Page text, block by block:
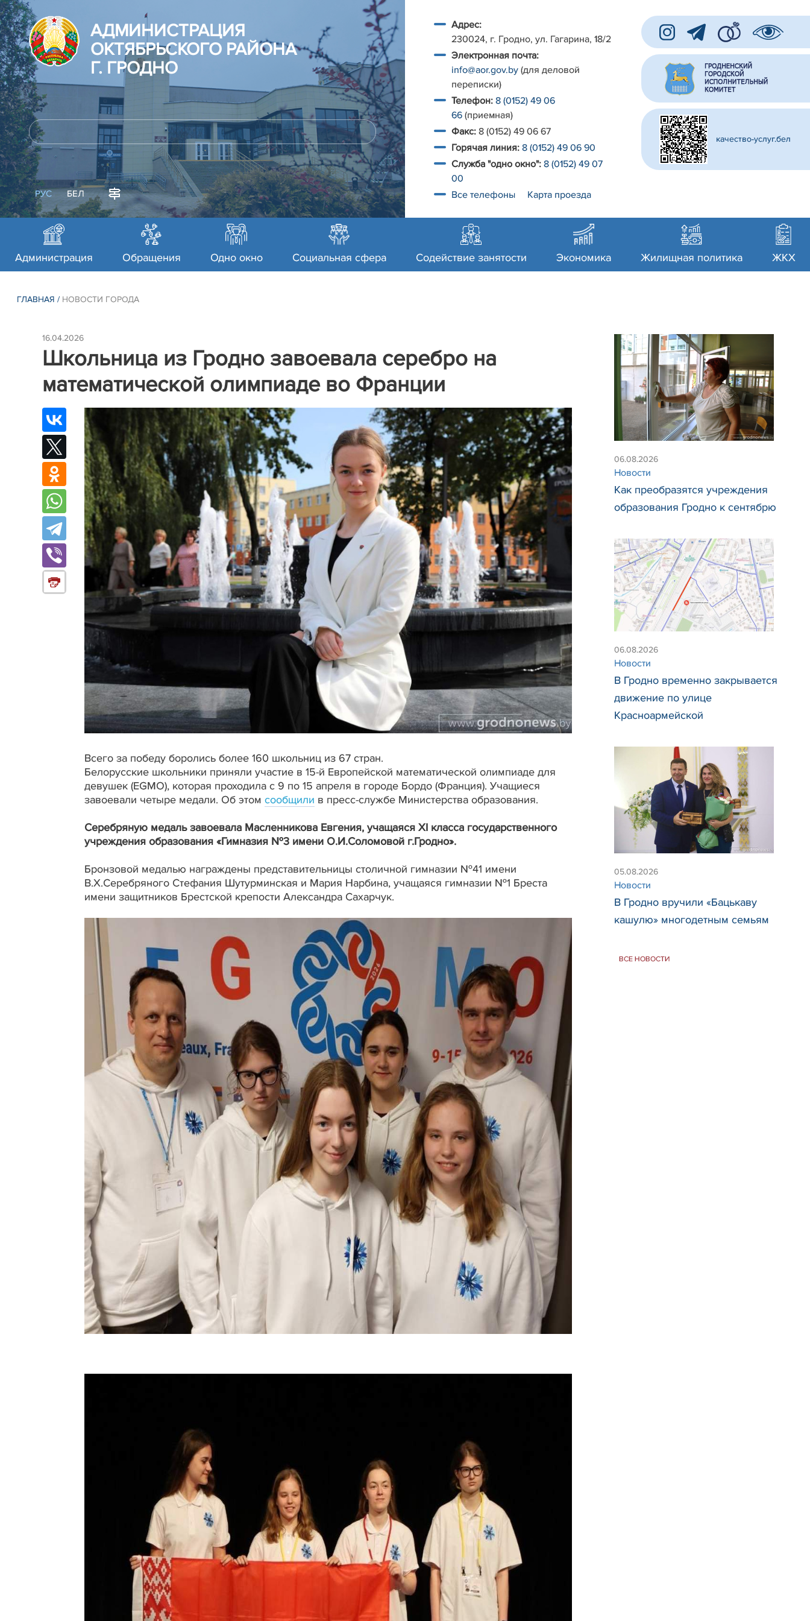
АДМИНИСТРАЦИЯ
ОКТЯБРЬСКОГО РАЙОНА
Г. ГРОДНО
РУС БЕЛ
Адрес:
230024, г. Гродно, ул. Гагарина, 18/2
Электронная почта:
info@aor.gov.by (для деловой
переписки)
Телефон: 8 (0152) 49 06
66 (приемная)
Факс: 8 (0152) 49 06 67
Горячая линия: 8 (0152) 49 06 90
Служба "одно окно": 8 (0152) 49 07
00
Все телефоны
Карта проезда
качество-услуг.бел
Администрация Обращения Одно окно Социальная сфера Содействие занятости Экономика Жилищная политика ЖКХ
ГЛАВНАЯ / НОВОСТИ ГОРОДА
16.04.2026
Школьница из Гродно завоевала серебро на
математической олимпиаде во Франции
Всего за победу боролись более 160 школьниц из 67 стран.
Белорусские школьники приняли участие в 15-й Европейской математической олимпиаде для
девушек (EGMO), которая проходила с 9 по 15 апреля в городе Бордо (Франция). Учащиеся
завоевали четыре медали. Об этом сообщили в пресс-службе Министерства образования.
Серебряную медаль завоевала Масленникова Евгения, учащаяся XI класса государственного
учреждения образования «Гимназия №3 имени О.И.Соломовой г.Гродно».
Бронзовой медалью награждены представительницы столичной гимназии №41 имени
В.Х.Серебряного Стефания Шутурминская и Мария Нарбина, учащаяся гимназии №1 Бреста
имени защитников Брестской крепости Александра Сахарчук.
06.08.2026
Новости
Как преобразятся учреждения
образования Гродно к сентябрю
06.08.2026
Новости
В Гродно временно закрывается
движение по улице
Красноармейской
05.08.2026
Новости
В Гродно вручили «Бацькаву
кашулю» многодетным семьям
ВСЕ НОВОСТИ